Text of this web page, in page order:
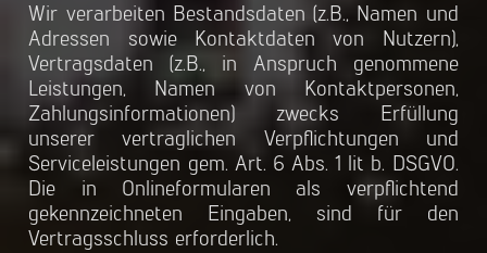
Wir verarbeiten Bestandsdaten (z.B., Namen und
Adressen sowie Kontaktdaten von Nutzern),
Vertragsdaten (z.B., in Anspruch genommene
Leistungen, Namen von Kontaktpersonen,
Zahlungsinformationen) zwecks Erfüllung
unserer vertraglichen Verpflichtungen und
Serviceleistungen gem. Art. 6 Abs. 1 lit b. DSGVO.
Die in Onlineformularen als verpflichtend
gekennzeichneten Eingaben, sind für den
Vertragsschluss erforderlich.